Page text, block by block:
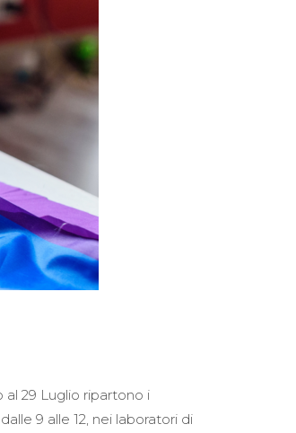
al 29 Luglio ripartono i
9 alle 12, nei laboratori di